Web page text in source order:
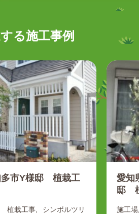
る施工事例
多市Y様邸 植栽工
植栽工事
シンボルツリ
愛知
邸
施工